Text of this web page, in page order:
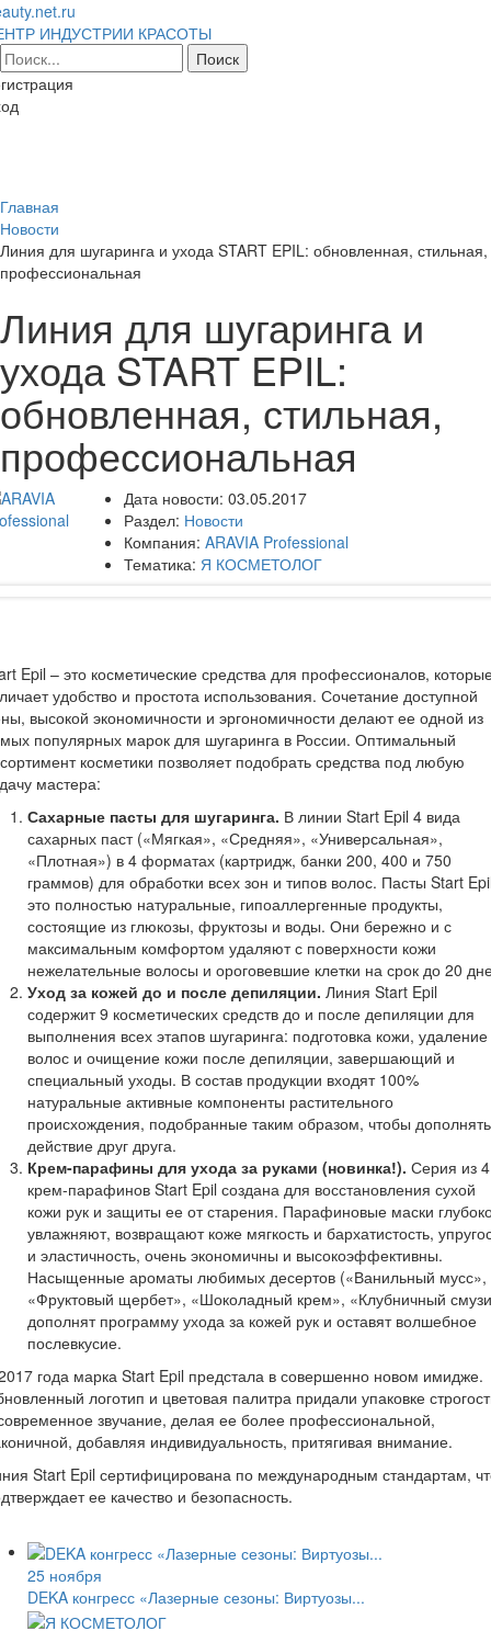
ИНДУСТРИИ КРАСОТЫ
Главная
Новости
Линия для шугаринга и ухода START EPIL: обновленная, стильная,
профессиональная
Линия для шугаринга и
ухода START EPIL:
обновленная, стильная,
профессиональная
Дата новости: 03.05.2017
Раздел: Новости
Компания: ARAVIA Professional
Тематика: Я КОСМЕТОЛОГ
Epil – это косметические средства для профессионалов,
удобство и простота использования. Сочетание доступной
высокой экономичности и эргономичности делают ее одной из
популярных марок для шугаринга в России. Оптимальный
косметики позволяет подобрать средства под любую
мастера:
Сахарные пасты для шугаринга. В линии Start Epil 4 вида
сахарных паст («Мягкая», «Средняя», «Универсальная»,
«Плотная») в 4 форматах (картридж, банки 200, 400 и 750
граммов) для обработки всех зон и типов волос. Пасты Start
это полностью натуральные, гипоаллергенные продукты,
состоящие из глюкозы, фруктозы и воды. Они бережно и с
максимальным комфортом удаляют с поверхности кожи
нежелательные волосы и ороговевшие клетки на срок до 20
Уход за кожей до и после депиляции. Линия Start Epil
содержит 9 косметических средств до и после депиляции для
выполнения всех этапов шугаринга: подготовка кожи, удаление
волос и очищение кожи после депиляции, завершающий и
специальный уходы. В состав продукции входят 100%
натуральные активные компоненты растительного
происхождения, подобранные таким образом, чтобы дополнять
действие друг друга.
Крем-парафины для ухода за руками (новинка!). Серия из 4
крем-парафинов Start Epil создана для восстановления сухой
кожи рук и защиты ее от старения. Парафиновые маски
увлажняют, возвращают коже мягкость и бархатистость,
и эластичность, очень экономичны и высокоэффективны.
Насыщенные ароматы любимых десертов («Ванильный мусс»,
«Фруктовый щербет», «Шоколадный крем», «Клубничный
дополнят программу ухода за кожей рук и оставят волшебное
послевкусие.
года марка Start Epil предстала в совершенно новом имидже.
логотип и цветовая палитра придали упаковке
звучание, делая ее более профессиональной,
добавляя индивидуальность, притягивая внимание.
Start Epil сертифицирована по международным стандартам,
ее качество и безопасность.
25 ноября
DEKA конгресс «Лазерные сезоны: Виртуозы...